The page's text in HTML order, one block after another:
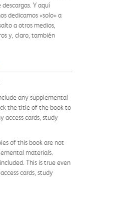
Y aquí
dedicamos «solo» a
a otros medios,
y, claro, también
any supplemental
the title of the book to
access cards, study
of this book are not
materials.
This is true even
cards, study